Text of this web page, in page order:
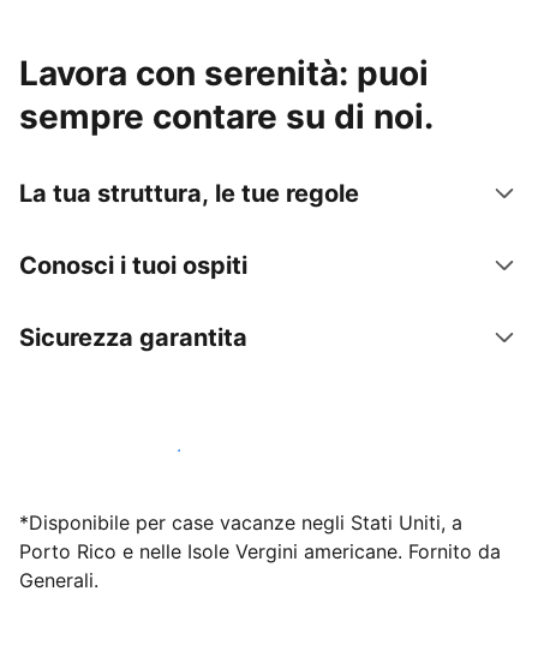
Lavora con serenità: puoi
sempre contare su di noi.
La tua struttura, le tue regole
Conosci i tuoi ospiti
Sicurezza garantita
Inizia subito a lavorare con noi
*Disponibile per case vacanze negli Stati Uniti, a
Porto Rico e nelle Isole Vergini americane. Fornito da
Generali.